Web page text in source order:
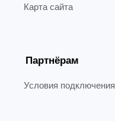
Карта сайта
Партнёрам
Условия подключения